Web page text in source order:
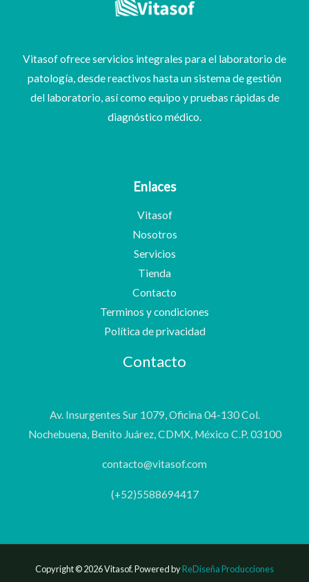
Vitasof ofrece servicios integrales para el laboratorio de
patología, desde reactivos hasta un sistema de gestión
del laboratorio, así como equipo y pruebas rápidas de
diagnóstico médico.
Enlaces
Vitasof
Nosotros
Servicios
Tienda
Contacto
Terminos y condiciones
Política de privacidad
Contacto
Av. Insurgentes Sur 1079, Oficina 04-130 Col.
Nochebuena, Benito Juárez, CDMX, México C.P. 03100
contacto@vitasof.com
(+52)5588694417
Copyright © 2026 Vitasof. Powered byReDiseña Producciones